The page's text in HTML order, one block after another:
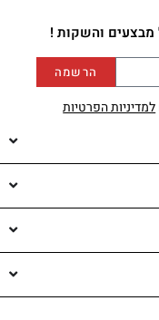
מבצעים והשקות !
למדיניות הפרטיות
הרשמה